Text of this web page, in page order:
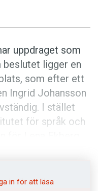
uppdraget som
beslutet ligger en
som efter ett
Ingrid Johansson
I stället
för språk och
in för att läsa